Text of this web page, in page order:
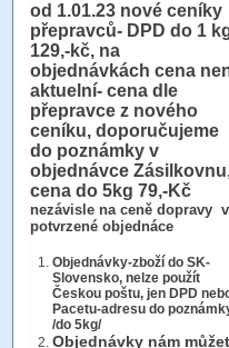
od 1.01.23 nové ceníky
přepravců- DPD do 1
129,-kč, na
objednávkách cena
aktuelní- cena dle
přepravce z nového
ceníku, doporučujeme
do poznámky v
objednávce
cena do 5kg 79,-Kč
nezávisle na ceně dopravy v
potvrzené objednáce
Objednávky-zboží do SK-
Slovensko, nelze použít
Českou poštu, jen DPD
Pacetu-adresu do
/do 5kg/
Objednávky nám